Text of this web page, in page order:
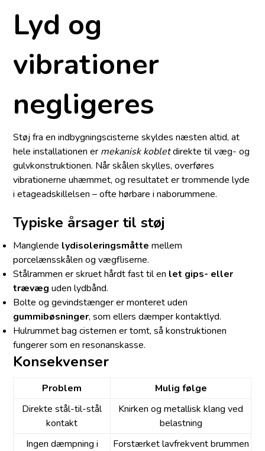
Lyd og
vibrationer
negligeres
Støj fra en indbygningscisterne skyldes næsten altid, at
hele installationen er mekanisk kobletdirekte til væg- og
gulvkonstruktionen. Når skålen skylles, overføres
vibrationerne uhæmmet, og resultatet er trommende lyde
i etageadskillelsen – ofte hørbare i naborummene.
Typiske årsager til støj
Manglende lydisoleringsmåtte mellem
porcelænsskålen og vægfliserne.
Stålrammen er skruet hårdt fast til en let gips- eller
trævæg uden lydbånd.
Bolte og gevindstænger er monteret uden
gummibøsninger, som ellers dæmper kontaktlyd.
Hulrummet bag cisternen er tomt, så konstruktionen
fungerer som en resonanskasse.
Konsekvenser
Problem
Mulig følge
Direkte stål-til-stål
kontakt
Knirken og metallisk klang ved
belastning
Ingen dæmpning i
Forstærket lavfrekvent brummen